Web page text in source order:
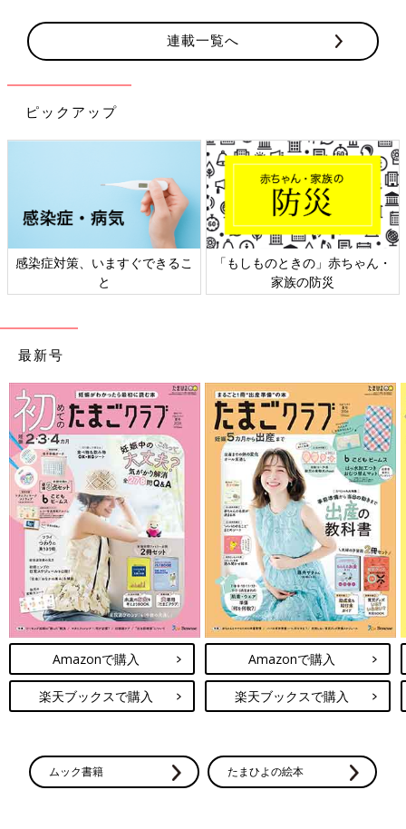
『たまごクラブ』『ひよこクラブ』の表紙になれるスタン
連載一覧へ
ピックアップ
感染症対策、いますぐできるこ
と
「もしものときの」赤ちゃん・
家族の防災
最新号
Amazonで購入
楽天ブックスで購入
Amazonで購入
楽天ブックスで購入
ムック書籍 たまひよの絵本